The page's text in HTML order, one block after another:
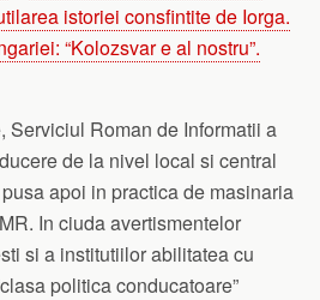
istoriei consfintite de Iorga.
“Kolozsvar e al nostru”.
Serviciul Roman de Informatii a
de la nivel local si central
apoi in practica de masinaria
In ciuda avertismentelor
si a institutiilor abilitatea cu
politica conducatoare”